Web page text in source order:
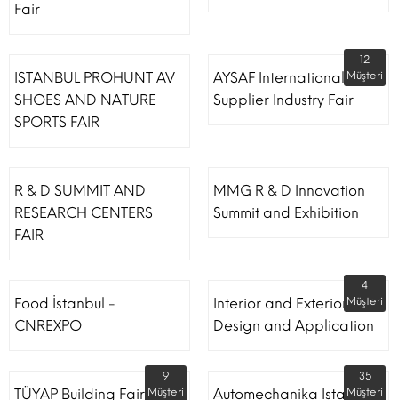
Fair
ISTANBUL PROHUNT AV
SHOES AND NATURE
SPORTS FAIR
AYSAF International Shoe
Supplier Industry Fair
12
Müşteri
R & D SUMMIT AND
RESEARCH CENTERS
FAIR
MMG R & D Innovation
Summit and Exhibition
Food İstanbul -
CNREXPO
Interior and Exterior
Design and Application
4
Müşteri
TÜYAP Building Fair
9
Müşteri
Automechanika Istanbul
35
Müşteri